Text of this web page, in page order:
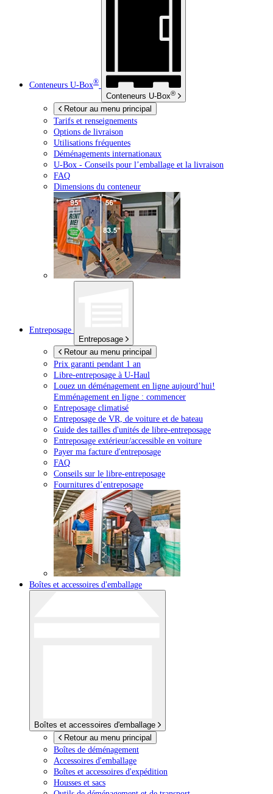
Conteneurs U-Box®
Conteneurs U-Box®
Retour au menu principal
Tarifs et renseignements
Options de livraison
Utilisations fréquentes
Déménagements internationaux
U-Box - Conseils pour l’emballage et la livraison
FAQ
Dimensions du conteneur
Entreposage
Entreposage
Retour au menu principal
Prix garanti pendant 1 an
Libre-entreposage à U-Haul
Louez un déménagement en ligne aujourd’hui!
Emménagement en ligne : commencer
Entreposage climatisé
Entreposage de VR, de voiture et de bateau
Guide des tailles d'unités de libre-entreposage
Entreposage extérieur/accessible en voiture
Payer ma facture d'entreposage
FAQ
Conseils sur le libre-entreposage
Fournitures d’entreposage
Boîtes et accessoires d'emballage
Boîtes et accessoires d'emballage
Retour au menu principal
Boîtes de déménagement
Accessoires d'emballage
Boîtes et accessoires d'expédition
Housses et sacs